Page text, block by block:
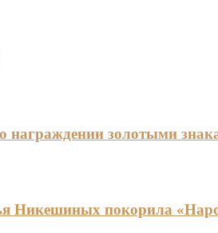
золотыми
Никешиных покорила